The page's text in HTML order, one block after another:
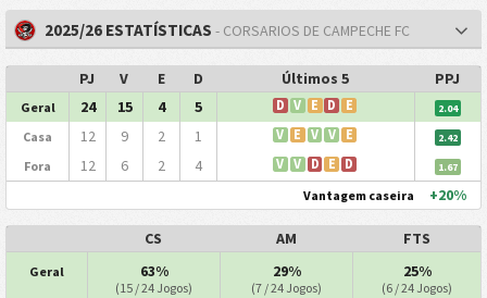
2025/26 ESTATÍSTICAS - CORSARIOS DE CAMPECHE FC
PJ V E D Últimos 5 PPJ
Geral 24 15 4 5 D V E D E 2.04
Casa 12 9 2 1 V E V V E 2.42
Fora 12 6 2 4 V V D E D 1.67
Vantagem caseira +20%
CS AM FTS
Geral 63%
(15 / 24 Jogos)
29%
(7 / 24 Jogos)
25%
(6 / 24 Jogos)